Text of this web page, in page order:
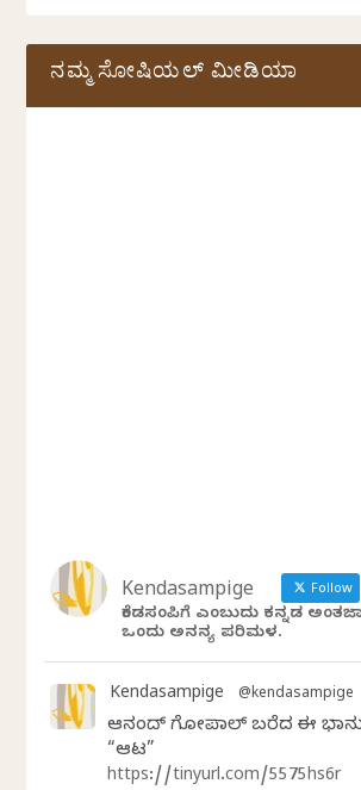
ನಮ್ಮ ಸೋಷಿಯಲ್‌ ಮೀಡಿಯಾ
Kendasampige Follow
ಕೆಂಡಸಂಪಿಗೆ ಎಂಬುದು ಕನ್ನಡ
ಒಂದು ಅನನ್ಯ ಪರಿಮಳ.
Kendasampige @kendasampige
ಆನಂದ್‌ ಗೋಪಾಲ್‌ ಬರೆದ ಈ
“ಆಟ”
https://tinyurl.com/5575hs6r